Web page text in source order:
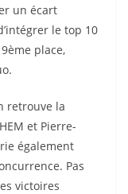
un écart
le top 10
place,
retrouve la
et Pierre-
également
Pas
victoires